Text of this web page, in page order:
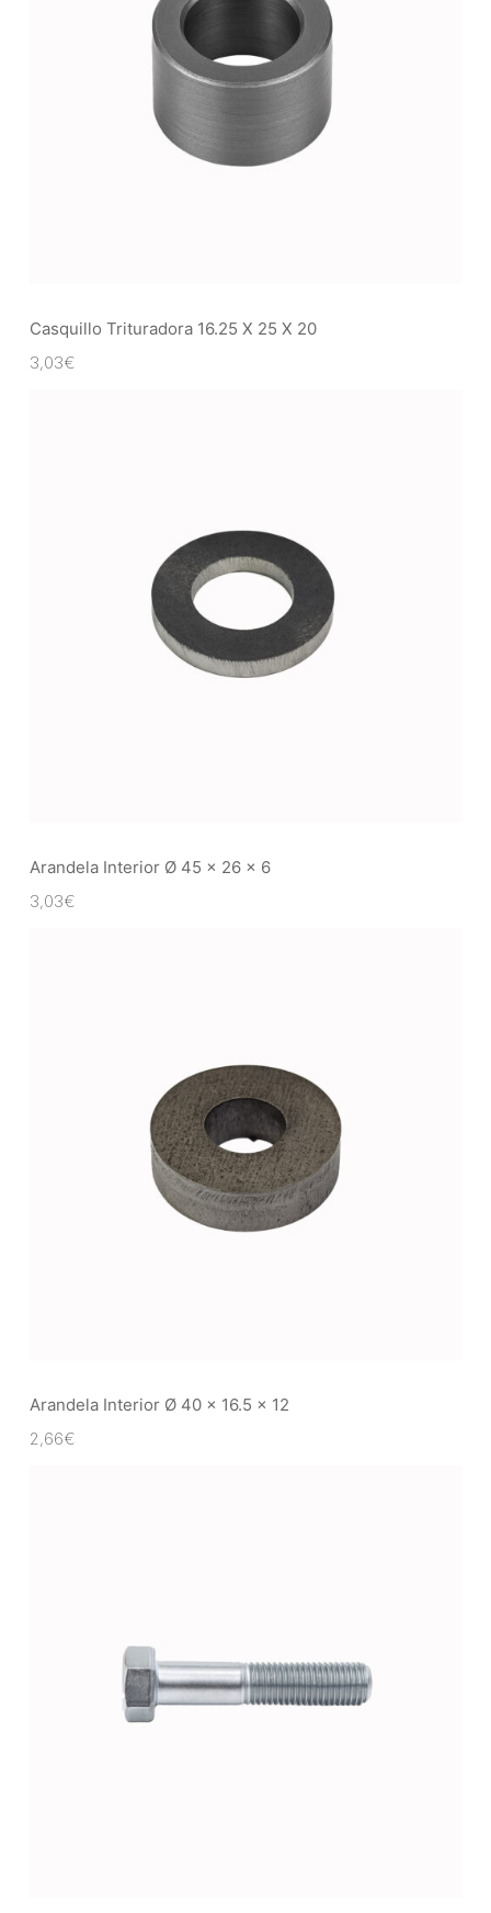
Casquillo Trituradora 16.25 X 25 X 20
3,03€
Arandela Interior Ø 45 x 26 x 6
3,03€
Arandela Interior Ø 40 x 16.5 x 12
2,66€